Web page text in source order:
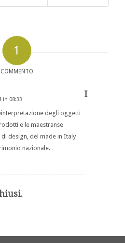
1
COMMENTO
in 08:33
degli oggetti
e le maestranse
di design, del made in Italy
nazionale.
I